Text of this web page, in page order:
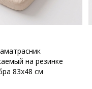
на резинке
83х48 см